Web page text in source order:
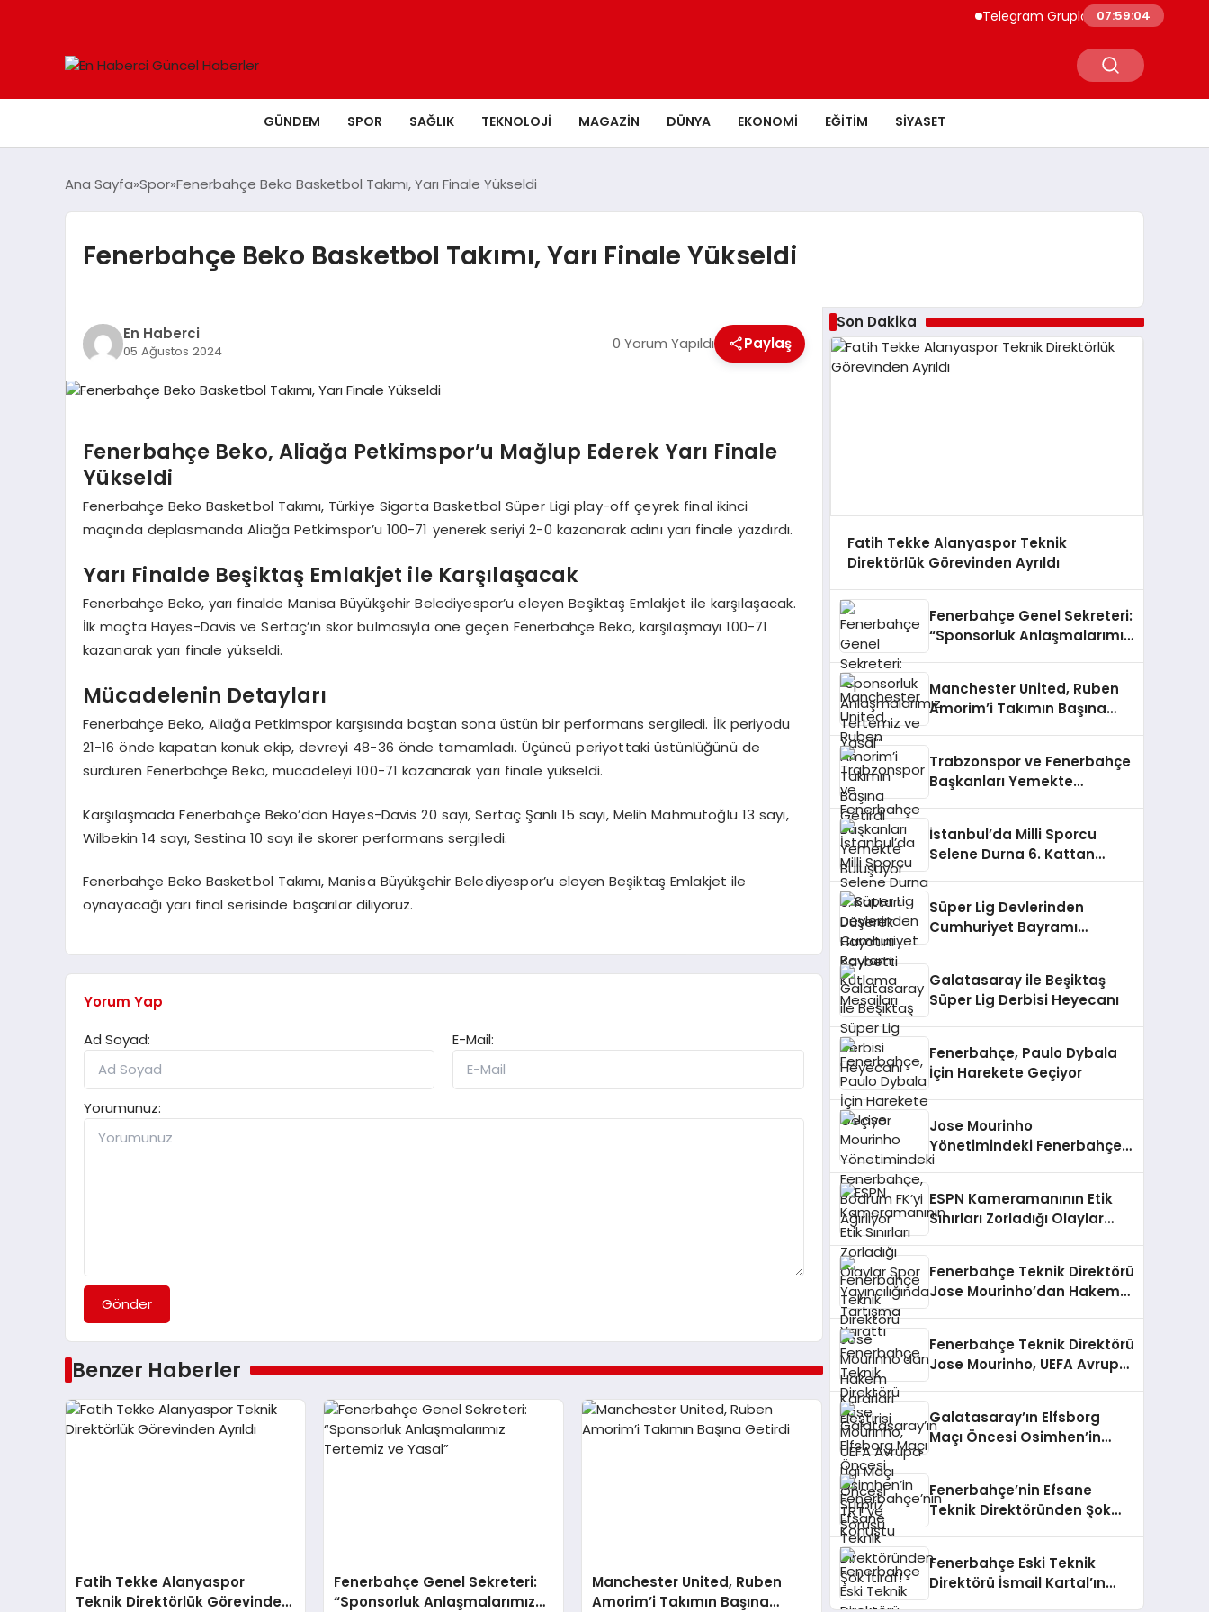
Telegram Grupları ile Doğru Topluluğa
07:59:04
GÜNDEM SPOR SAĞLIK TEKNOLOJI MAGAZIN DÜNYA EKONOMI EĞITIM SIYASET
Ana Sayfa Spor Fenerbahçe Beko Basketbol Takımı, Yarı Finale Yükseldi
Fenerbahçe Beko Basketbol Takımı, Yarı Finale Yükseldi
En Haberci
05 Ağustos 2024 0 Yorum Yapıldı Paylaş
Fenerbahçe Beko, Aliağa Petkimspor’u Mağlup Ederek Yarı Finale
Yükseldi
Fenerbahçe Beko Basketbol Takımı, Türkiye Sigorta Basketbol Süper Ligi play-off çeyrek final ikinci
maçında deplasmanda Aliağa Petkimspor’u 100-71 yenerek seriyi 2-0 kazanarak adını yarı finale yazdırdı.
Yarı Finalde Beşiktaş Emlakjet ile Karşılaşacak
Fenerbahçe Beko, yarı finalde Manisa Büyükşehir Belediyespor’u eleyen Beşiktaş Emlakjet ile karşılaşacak.
İlk maçta Hayes-Davis ve Sertaç’ın skor bulmasıyla öne geçen Fenerbahçe Beko, karşılaşmayı 100-71
kazanarak yarı finale yükseldi.
Mücadelenin Detayları
Fenerbahçe Beko, Aliağa Petkimspor karşısında baştan sona üstün bir performans sergiledi. İlk periyodu
21-16 önde kapatan konuk ekip, devreyi 48-36 önde tamamladı. Üçüncü periyottaki üstünlüğünü de
sürdüren Fenerbahçe Beko, mücadeleyi 100-71 kazanarak yarı finale yükseldi.
Karşılaşmada Fenerbahçe Beko’dan Hayes-Davis 20 sayı, Sertaç Şanlı 15 sayı, Melih Mahmutoğlu 13 sayı,
Wilbekin 14 sayı, Sestina 10 sayı ile skorer performans sergiledi.
Fenerbahçe Beko Basketbol Takımı, Manisa Büyükşehir Belediyespor’u eleyen Beşiktaş Emlakjet ile
oynayacağı yarı final serisinde başarılar diliyoruz.
Yorum Yap
Ad Soyad:
E-Mail:
Yorumunuz:
Gönder
Benzer Haberler
Fatih Tekke Alanyaspor
Teknik Direktörlük Görevinden
Fenerbahçe Genel Sekreteri:
“Sponsorluk Anlaşmalarımız
Manchester United, Ruben
Amorim’i Takımın Başına
Son Dakika
Fatih Tekke Alanyaspor Teknik
Direktörlük Görevinden Ayrıldı
Fenerbahçe Genel Sekreteri:
“Sponsorluk Anlaşmalarımız
Manchester United, Ruben
Amorim’i Takımın Başına
Trabzonspor ve Fenerbahçe
Başkanları Yemekte
İstanbul’da Milli Sporcu
Selene Durna 6. Kattan
Süper Lig Devlerinden
Cumhuriyet Bayramı
Galatasaray ile Beşiktaş
Süper Lig Derbisi Heyecanı
Fenerbahçe, Paulo Dybala
İçin Harekete Geçiyor
Jose Mourinho
Yönetimindeki Fenerbahçe,
Bodrum FK’yi Ağırlıyor
ESPN Kameramanının Etik
Sınırları Zorladığı Olaylar
Fenerbahçe Teknik Direktörü
Jose Mourinho’dan Hakem
Fenerbahçe Teknik Direktörü
Jose Mourinho, UEFA Avrupa
Galatasaray’ın Elfsborg
Maçı Öncesi Osimhen’in
Fenerbahçe’nin Efsane
Teknik Direktöründen Şok
Fenerbahçe Eski Teknik
Direktörü İsmail Kartal’ın